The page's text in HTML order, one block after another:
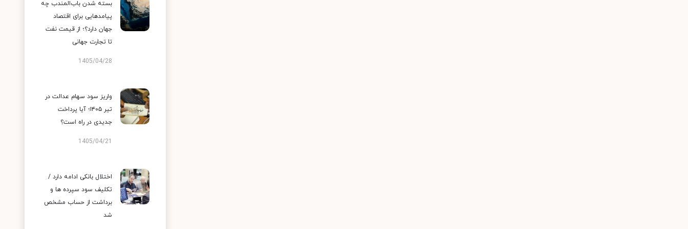
بسته شدن باب‌المندب چه
پیامدهایی برای اقتصاد
جهان دارد؟؛ از قیمت نفت
تا تجارت جهانی
1405/04/28
واریز سود سهام عدالت در
تیر ۱۴۰۵؛ آیا پرداخت
جدیدی در راه است؟
1405/04/21
اختلال بانکی ادامه دارد /
تکلیف سود سپرده ها و
برداشت از حساب مشخص
شد